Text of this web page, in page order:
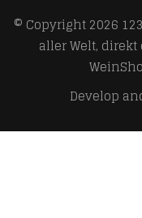
© Copyright 2026
aller Welt,
Develop